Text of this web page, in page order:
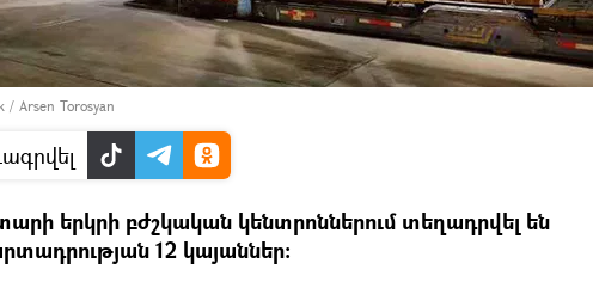
/ Arsen Torosyan
երկրի բժշկական կենտրոններում տեղադրվել են
12 կայաններ։